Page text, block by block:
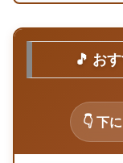
🎵 お
👇 下